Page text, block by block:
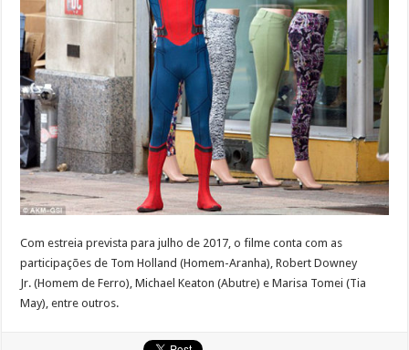
Com estreia prevista para julho de 2017, o filme conta com as
participações de Tom Holland (Homem-Aranha), Robert Downey
Jr. (Homem de Ferro), Michael Keaton (Abutre) e Marisa Tomei (Tia
May), entre outros.